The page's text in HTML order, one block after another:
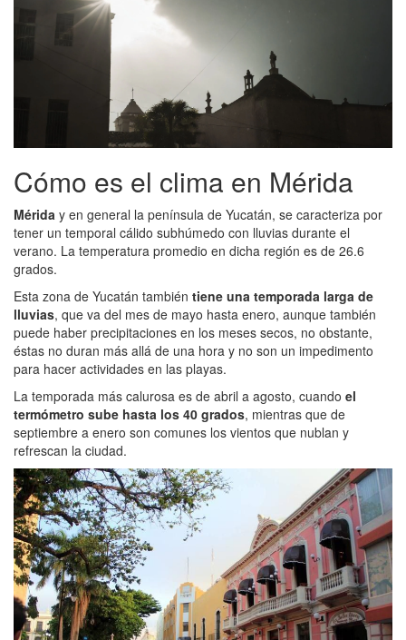
Cómo es el clima en Mérida
Mérida y en general la península de Yucatán, se caracteriza por
tener un temporal cálido subhúmedo con lluvias durante el
verano. La temperatura promedio en dicha región es de 26.6
grados.
Esta zona de Yucatán también tiene una temporada larga de
lluvias, que va del mes de mayo hasta enero, aunque también
puede haber precipitaciones en los meses secos, no obstante,
éstas no duran más allá de una hora y no son un impedimento
para hacer actividades en las playas.
La temporada más calurosa es de abril a agosto, cuando el
termómetro sube hasta los 40 grados, mientras que de
septiembre a enero son comunes los vientos que nublan y
refrescan la ciudad.